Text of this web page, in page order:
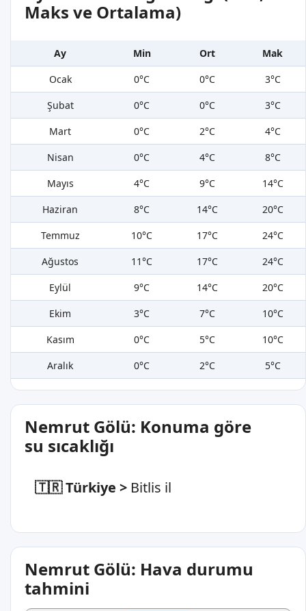
Maks ve Ortalama)
Ay Min Ort
Mak
Ocak
0°C 0°C
3°C
Şubat
0°C 0°C
3°C
Mart
0°C 2°C
4°C
Nisan
0°C 4°C
8°C
Mayıs
4°C 9°C
14°C
Haziran
8°C 14°C
20°C
Temmuz
10°C 17°C
24°C
Ağustos
11°C 17°C
24°C
Eylül
9°C 14°C
20°C
Ekim
3°C 7°C
10°C
Kasım
0°C 5°C
10°C
Aralık
0°C 2°C 5°C
Nemrut Gölü: Konuma göre
su sıcaklığı
🇹🇷 Türkiye > Bitlis il
Nemrut Gölü: Hava durumu
tahmini